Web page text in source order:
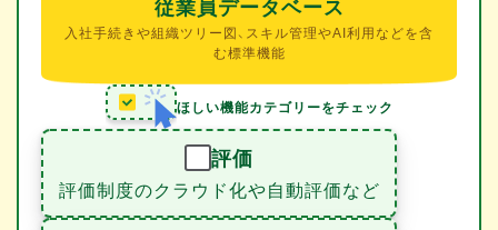
従業員データベース
入社手続きや組織ツリー図、スキル管理やAI利用などを含
む標準機能
ほしい機能カテゴリーをチェック
評価
評価制度のクラウド化や自動評価など